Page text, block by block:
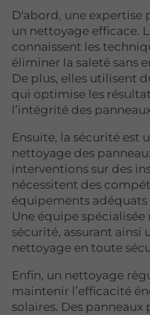
D'abord, une expertise
un nettoyage efficace.
connaissent les
éliminer la saleté sans
De plus, elles utilisent
qui optimise les
l’intégrité des
Ensuite, la sécurité est
nettoyage des
interventions sur des
nécessitent des
équipements
Une équipe
sécurité, assurant ainsi
nettoyage en toute
Enfin, un nettoyage
maintenir l’efficacité
solaires. Des